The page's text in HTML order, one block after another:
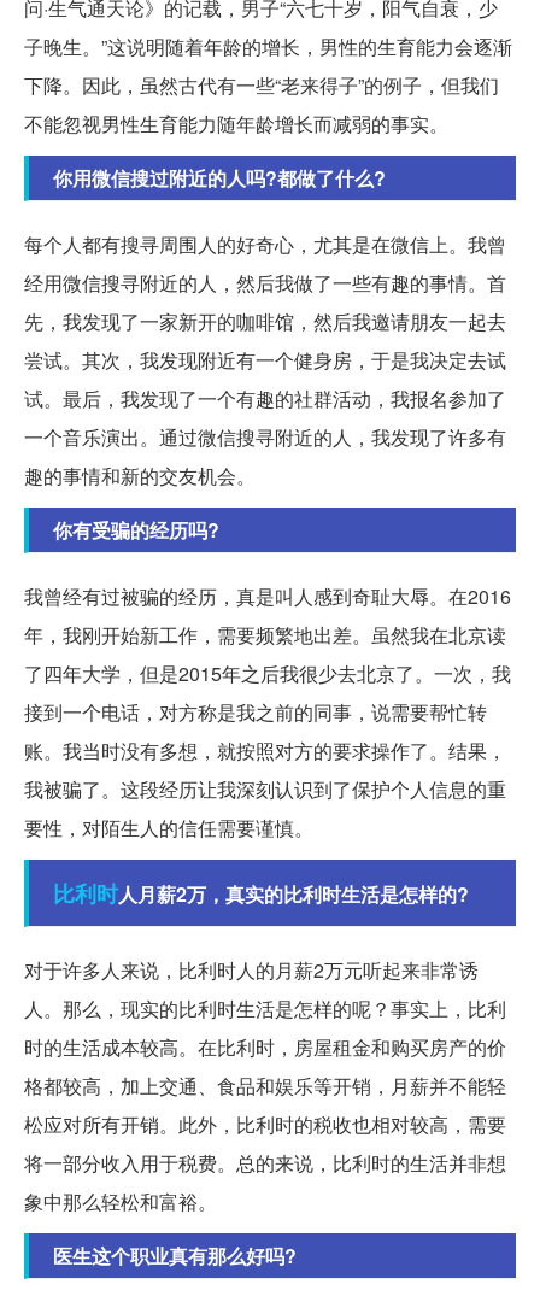
问·生气通天论》的记载，男子“六七十岁，阳气自衰，少
子晚生。”这说明随着年龄的增长，男性的生育能力会逐渐
下降。因此，虽然古代有一些“老来得子”的例子，但我们
不能忽视男性生育能力随年龄增长而减弱的事实。
你用微信搜过附近的人吗?都做了什么?
每个人都有搜寻周围人的好奇心，尤其是在微信上。我曾
经用微信搜寻附近的人，然后我做了一些有趣的事情。首
先，我发现了一家新开的咖啡馆，然后我邀请朋友一起去
尝试。其次，我发现附近有一个健身房，于是我决定去试
试。最后，我发现了一个有趣的社群活动，我报名参加了
一个音乐演出。通过微信搜寻附近的人，我发现了许多有
趣的事情和新的交友机会。
你有受骗的经历吗?
我曾经有过被骗的经历，真是叫人感到奇耻大辱。在2016
年，我刚开始新工作，需要频繁地出差。虽然我在北京读
了四年大学，但是2015年之后我很少去北京了。一次，我
接到一个电话，对方称是我之前的同事，说需要帮忙转
账。我当时没有多想，就按照对方的要求操作了。结果，
我被骗了。这段经历让我深刻认识到了保护个人信息的重
要性，对陌生人的信任需要谨慎。
比利时人月薪2万，真实的比利时生活是怎样的?
对于许多人来说，比利时人的月薪2万元听起来非常诱
人。那么，现实的比利时生活是怎样的呢？事实上，比利
时的生活成本较高。在比利时，房屋租金和购买房产的价
格都较高，加上交通、食品和娱乐等开销，月薪并不能轻
松应对所有开销。此外，比利时的税收也相对较高，需要
将一部分收入用于税费。总的来说，比利时的生活并非想
象中那么轻松和富裕。
医生这个职业真有那么好吗?